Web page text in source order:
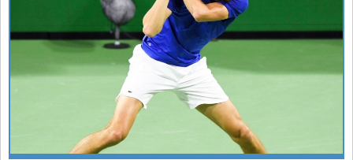
КЛУБОВЕ
Спорт&Фитнес